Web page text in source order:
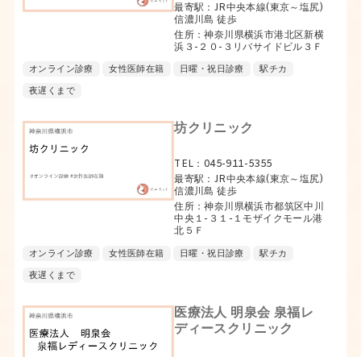
最寄駅：JR中央本線(東京～塩尻)
信濃川島 徒歩
住所：神奈川県横浜市港北区新横
浜３-２０-３リバサイドビル３Ｆ
オンライン診療 女性医師在籍 日曜・祝日診療
駅チカ
夜遅くまで
坊クリニック
TEL：045-911-5355
最寄駅：JR中央本線(東京～塩尻)
信濃川島 徒歩
住所：神奈川県横浜市都筑区中川
中央１-３１-１モザイクモール港
北５Ｆ
オンライン診療 女性医師在籍 日曜・祝日診療
駅チカ
夜遅くまで
医療法人 明泉会 泉福レ
ディースクリニック